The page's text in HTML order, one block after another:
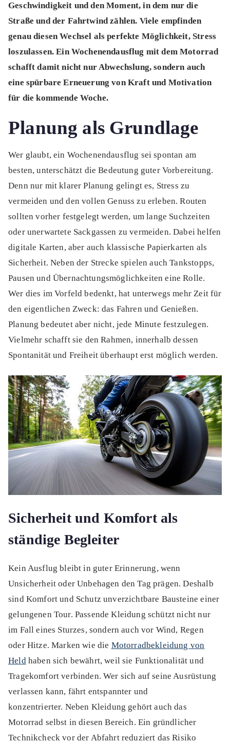
Geschwindigkeit und den Moment, in dem nur die
Straße und der Fahrtwind zählen. Viele empfinden
genau diesen Wechsel als perfekte Möglichkeit, Stress
loszulassen. Ein Wochenendausflug mit dem Motorrad
schafft damit nicht nur Abwechslung, sondern auch
eine spürbare Erneuerung von Kraft und Motivation
für die kommende Woche.
Planung als Grundlage
Wer glaubt, ein Wochenendausflug sei spontan am
besten, unterschätzt die Bedeutung guter Vorbereitung.
Denn nur mit klarer Planung gelingt es, Stress zu
vermeiden und den vollen Genuss zu erleben. Routen
sollten vorher festgelegt werden, um lange Suchzeiten
oder unerwartete Sackgassen zu vermeiden. Dabei helfen
digitale Karten, aber auch klassische Papierkarten als
Sicherheit. Neben der Strecke spielen auch Tankstopps,
Pausen und Übernachtungsmöglichkeiten eine Rolle.
Wer dies im Vorfeld bedenkt, hat unterwegs mehr Zeit für
den eigentlichen Zweck: das Fahren und Genießen.
Planung bedeutet aber nicht, jede Minute festzulegen.
Vielmehr schafft sie den Rahmen, innerhalb dessen
Spontanität und Freiheit überhaupt erst möglich werden.
Sicherheit und Komfort als
ständige Begleiter
Kein Ausflug bleibt in guter Erinnerung, wenn
Unsicherheit oder Unbehagen den Tag prägen. Deshalb
sind Komfort und Schutz unverzichtbare Bausteine einer
gelungenen Tour. Passende Kleidung schützt nicht nur
im Fall eines Sturzes, sondern auch vor Wind, Regen
oder Hitze. Marken wie die Motorradbekleidung von
Heldhaben sich bewährt, weil sie Funktionalität und
Tragekomfort verbinden. Wer sich auf seine Ausrüstung
verlassen kann, fährt entspannter und
konzentrierter. Neben Kleidung gehört auch das
Motorrad selbst in diesen Bereich. Ein gründlicher
Technikcheck vor der Abfahrt reduziert das Risiko